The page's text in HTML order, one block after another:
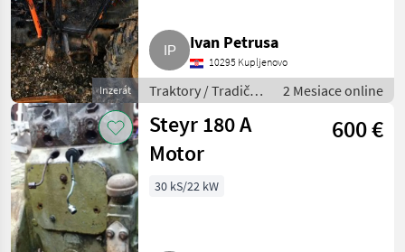
Inzerát
Ivan Petrusa
10295 Kupljenovo
Traktory / Tradičný
traktor
2 Mesiace online
Steyr 180 A
Motor
600 €
30 kS/22 kW